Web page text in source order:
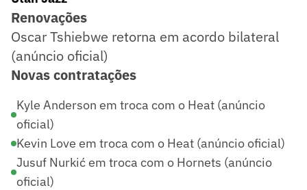
Renovações
Oscar Tshiebwe retorna em acordo bilateral
(anúncio oficial)
Novas contratações
Kyle Anderson em troca com o Heat (anúncio
oficial)
Kevin Love em troca com o Heat (anúncio oficial)
Jusuf Nurkić em troca com o Hornets (anúncio
oficial)